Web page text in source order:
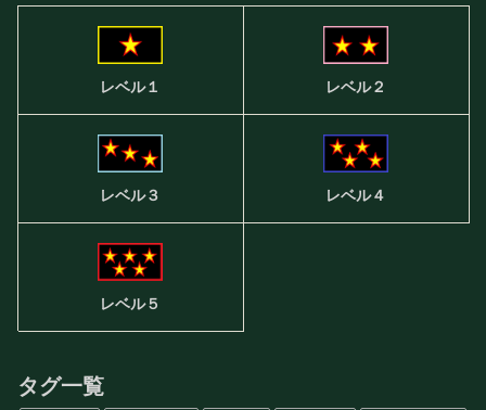
レベル１ レベル２
レベル３ レベル４
レベル５
タグ一覧